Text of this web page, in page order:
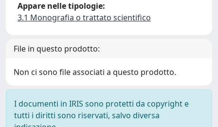
Appare nelle tipologie:
3.1 Monografia o trattato scientifico
File in questo prodotto:
Non ci sono file associati a questo prodotto.
I documenti in IRIS sono protetti da copyright e
tutti i diritti sono riservati, salvo diversa